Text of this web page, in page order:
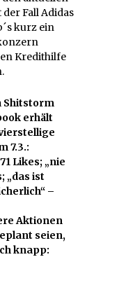
Fall Adidas
kurz ein
Kredithilfe
Shitstorm
erhält
7.3.:
Likes; „nie
„das ist
–
Aktionen
seien,
knapp: